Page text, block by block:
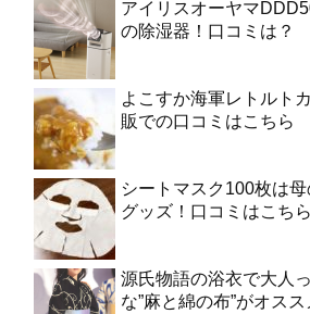
アイリスオーヤマ
の除湿器！口コミは？
よこすか海軍レトルト
販での口コミはこちら
シートマスク100枚は
グッズ！口コミはこちら
源氏物語の浴衣で大人
な”麻と綿の布”がオスス